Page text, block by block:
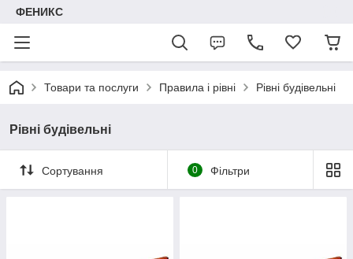
ФЕНИКС
Товари та послуги Правила і рівні Рівні будівельні
Рівні будівельні
Сортування 0 Фільтри